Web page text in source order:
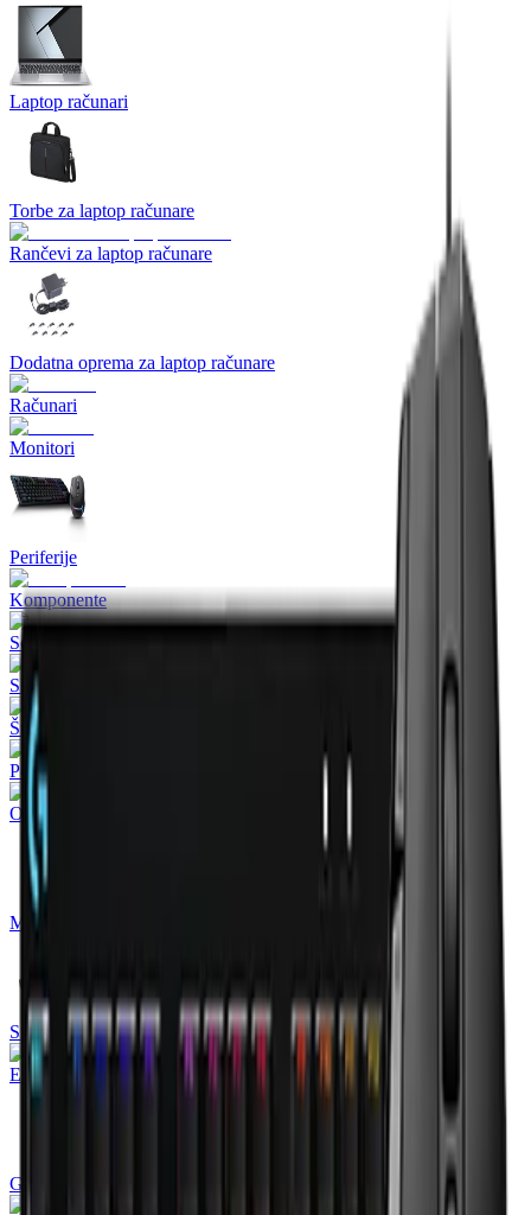
Laptop računari
Torbe za laptop računare
Rančevi za laptop računare
Dodatna oprema za laptop računare
Računari
Monitori
Periferije
Komponente
Software
Skeneri
Štampači
Potrošni materijal
Oprema za 3D štampače
Mrežna oprema
Smeštanje podataka
Elektro zaštita
Grafičke table